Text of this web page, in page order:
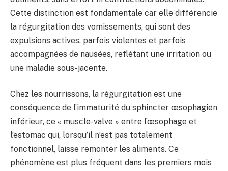
Cette distinction est fondamentale car elle différencie
la régurgitation des vomissements, qui sont des
expulsions actives, parfois violentes et parfois
accompagnées de nausées, reflétant une irritation ou
une maladie sous-jacente.
Chez les nourrissons, la régurgitation est une
conséquence de l’immaturité du sphincter œsophagien
inférieur, ce « muscle-valve » entre l’œsophage et
l’estomac qui, lorsqu’il n’est pas totalement
fonctionnel, laisse remonter les aliments. Ce
phénomène est plus fréquent dans les premiers mois